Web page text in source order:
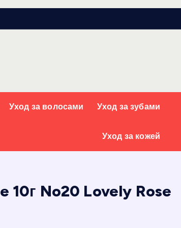
Уход за волосами Уход за зубами
Уход за кожей
10г No20 Lovely Rose